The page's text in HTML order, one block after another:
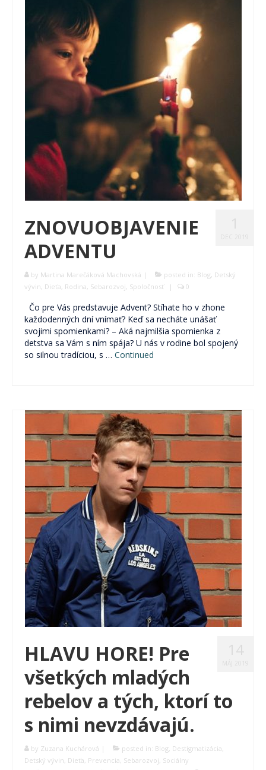
ZNOVUOBJAVENIE
ADVENTU
by Martina Marečáková Machovská | posted in: Blog, Detský
vývin, Dieťa, Rodina, Sebarozvoj, Spoločnosť | 0
Čo pre Vás predstavuje Advent? Stíhate ho v zhone
každodenných dní vnímať? Keď sa necháte unášať
svojimi spomienkami? – Aká najmilšia spomienka z
detstva sa Vám s ním spája? U nás v rodine bol spojený
so silnou tradíciou, s … Continued
HLAVU HORE! Pre
všetkých mladých
rebelov a tých, ktorí to
s nimi nevzdávajú.
by Zuzana Kuchárová | posted in: Blog, Destigmatizácia,
Detský vývin, Dieťa, Prevencia, Sebarozvoj, Sociálny